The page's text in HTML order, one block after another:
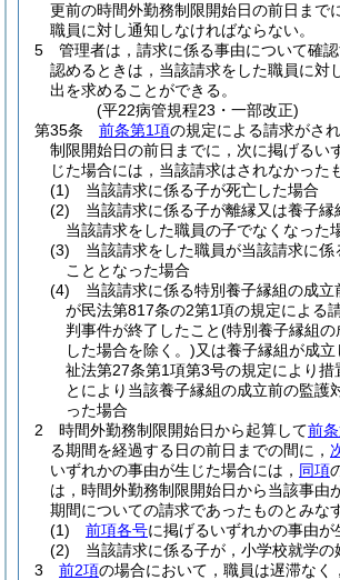
更前の時間外勤務制限開始日の前日まで
職員に対し通知しなければならない。
5
管理者は，請求に係る事由について確
認めるときは，当該請求をした職員に対
出を求めることができる。
(平22病管規程23・一部改正)
第35条
前条第1項の規定による請求がさ
制限開始日の前日までに，次に掲げるい
じた場合には，当該請求はされなかった
(1)
当該請求に係る子が死亡した場合
(2)
当該請求に係る子が離縁又は養子縁
当該請求をした職員の子でなくなった
(3)
当該請求をした職員が当該請求に
こととなった場合
(4)
当該請求に係る特別養子縁組の成
が民法第817条の2第1項の規定による
判事件が終了したこと(特別養子縁組
した場合を除く。)又は養子縁組が成
祉法第27条第1項第3号の規定により措
とにより当該養子縁組の成立前の監護
った場合
2
時間外勤務制限開始日から起算して前
る期間を経過する日の前日までの間に，
いずれかの事由が生じた場合には， 同項
は，時間外勤務制限開始日から当該事由
期間についての請求であったものとみなす
(1)
前項各号に掲げるいずれかの事由が
(2)
当該請求に係る子が，小学校就学の
3
前2項の場合において，職員は遅滞なく，